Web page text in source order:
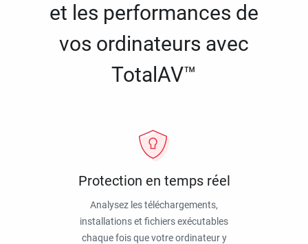
et les performances de
vos ordinateurs avec
TotalAV™
Protection en temps réel
Analysez les téléchargements,
installations et fichiers exécutables
chaque fois que votre ordinateur y